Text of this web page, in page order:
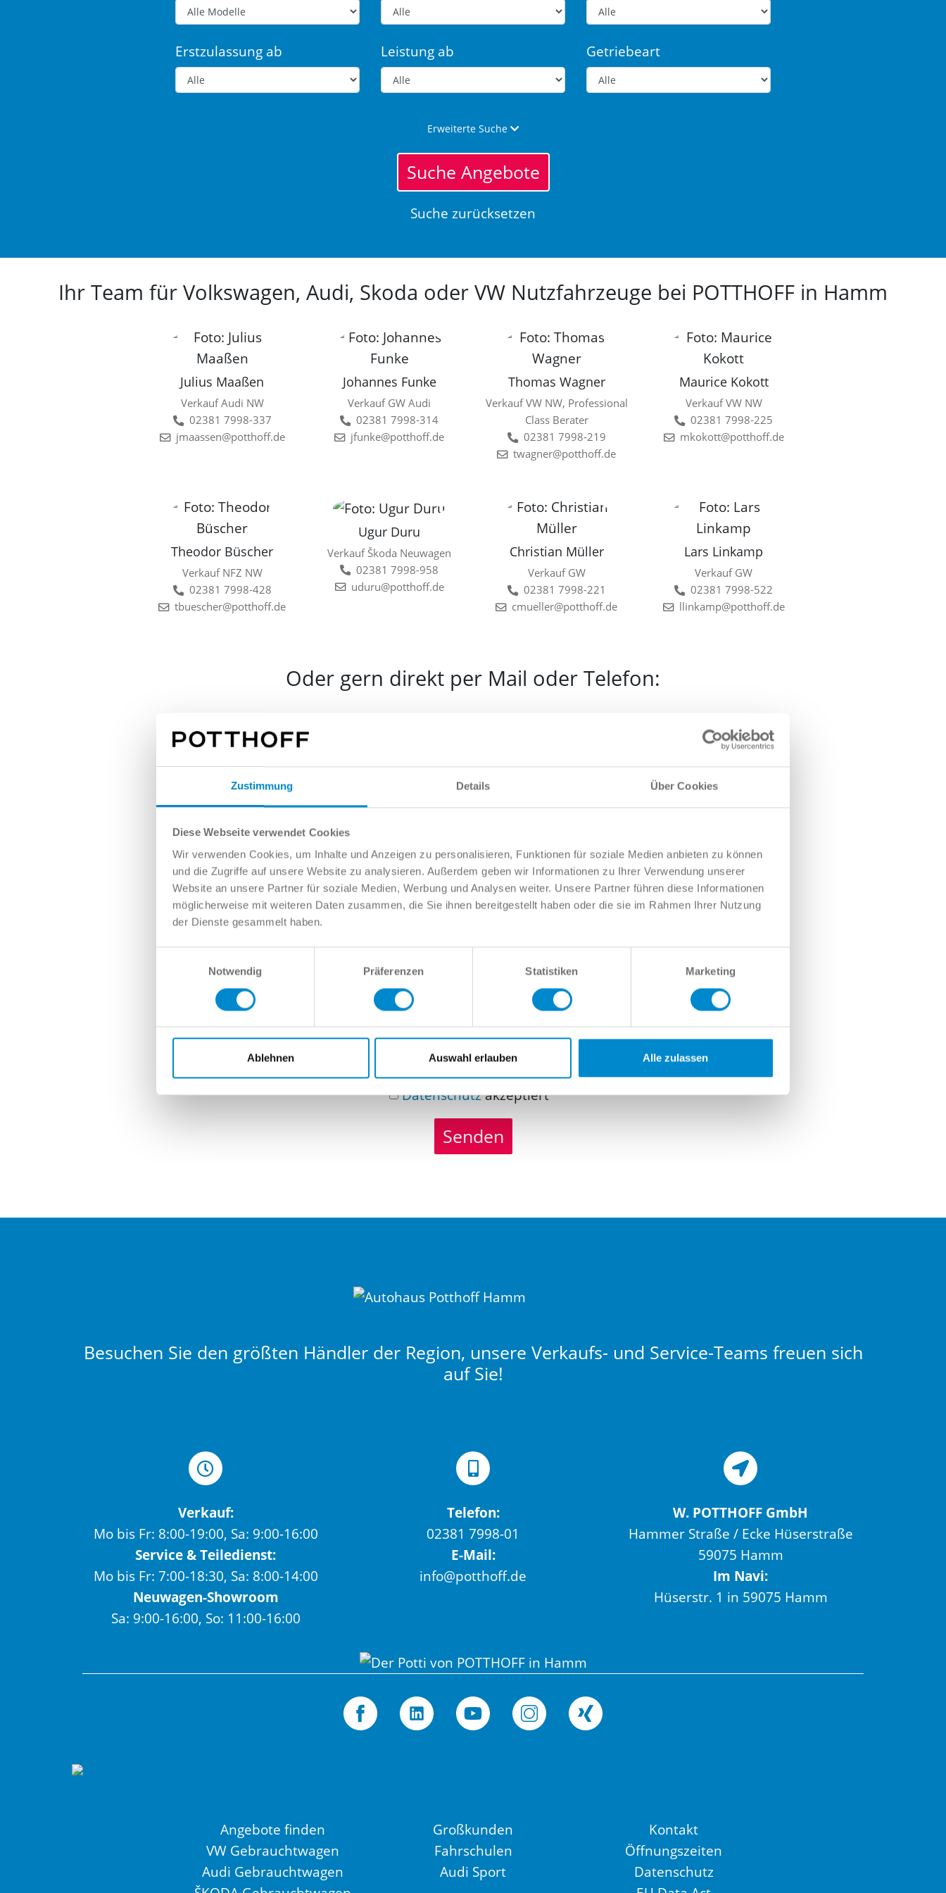
Zustimmung Details Über Cookies
Diese Webseite verwendet Cookies
Wir verwenden Cookies, um Inhalte und Anzeigen zu personalisieren, Funktionen für soziale Medien anbieten zu können
und die Zugriffe auf unsere Website zu analysieren. Außerdem geben wir Informationen zu Ihrer Verwendung unserer
Website an unsere Partner für soziale Medien, Werbung und Analysen weiter. Unsere Partner führen diese Informationen
möglicherweise mit weiteren Daten zusammen, die Sie ihnen bereitgestellt haben oder die sie im Rahmen Ihrer Nutzung
der Dienste gesammelt haben.
Notwendig
Präferenzen Statistiken Marketing
Ablehnen Auswahl erlauben Alle zulassen
Erstzulassung ab Leistung ab Getriebeart
Erweiterte Suche
Suche Angebote
Suche zurücksetzen
Ihr Team für Volkswagen, Audi, Skoda oder VW Nutzfahrzeuge bei POTTHOFF in Hamm
Julius Maaßen
Verkauf Audi NW
02381 7998-337
jmaassen@potthoff.de
Johannes Funke
Verkauf GW Audi
02381 7998-314
jfunke@potthoff.de
Thomas Wagner
Verkauf VW NW, Professional
Class Berater
02381 7998-219
twagner@potthoff.de
Maurice Kokott
Verkauf VW NW
02381 7998-225
mkokott@potthoff.de
Theodor Büscher
Verkauf NFZ NW
02381 7998-428
tbuescher@potthoff.de
Ugur Duru
Verkauf Škoda Neuwagen
02381 7998-958
uduru@potthoff.de
Christian Müller
Verkauf GW
02381 7998-221
cmueller@potthoff.de
Lars Linkamp
Verkauf GW
02381 7998-522
llinkamp@potthoff.de
Oder gern direkt per Mail oder Telefon:
Name
E-Mail
Telefonnummer
Nachricht
Datenschutzakzeptiert
Senden
Besuchen Sie den größten Händler der Region, unsere Verkaufs- und Service-Teams freuen sich
auf Sie!
Verkauf:
Mo bis Fr: 8:00-19:00, Sa: 9:00-16:00
Service & Teiledienst:
Mo bis Fr: 7:00-18:30, Sa: 8:00-14:00
Neuwagen-Showroom
Sa: 9:00-16:00, So: 11:00-16:00
Telefon:
02381 7998-01
E-Mail:
info@potthoff.de
W. POTTHOFF GmbH
Hammer Straße / Ecke Hüserstraße
59075 Hamm
Im Navi:
Hüserstr. 1 in 59075 Hamm
Angebote finden
VW Gebrauchtwagen
Audi Gebrauchtwagen
Großkunden
Fahrschulen
Audi Sport
Kontakt
Öffnungszeiten
Datenschutz